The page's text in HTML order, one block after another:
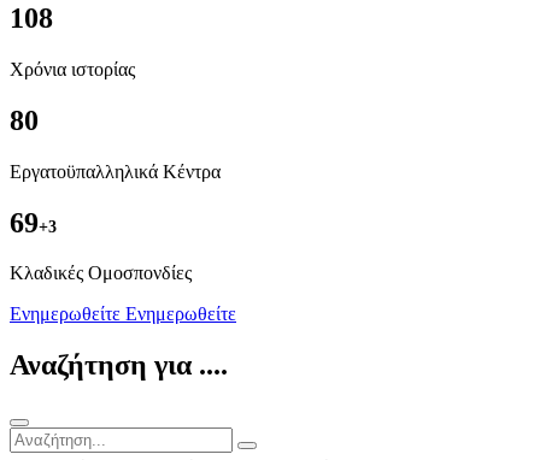
108
Χρόνια ιστορίας
80
Εργατοϋπαλληλικά Κέντρα
69+3
Kλαδικές Ομοσπονδίες
Ενημερωθείτε Ενημερωθείτε
Αναζήτηση για ....